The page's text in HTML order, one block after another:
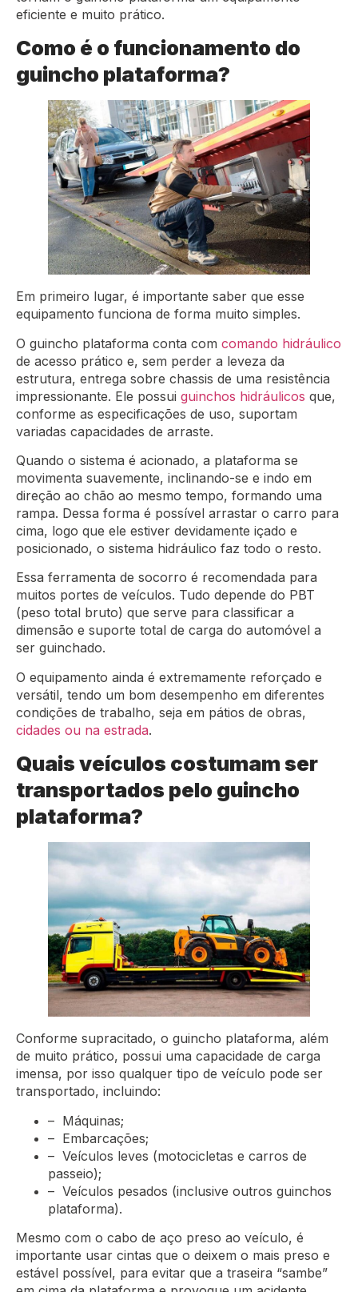
eficiente e muito prático.
Como é o funcionamento do
guincho plataforma?
Em primeiro lugar, é importante saber que esse
equipamento funciona de forma muito simples.
O guincho plataforma conta com comando hidráulico
de acesso prático e, sem perder a leveza da
estrutura, entrega sobre chassis de uma resistência
impressionante. Ele possui guinchos hidráulicos que,
conforme as especificações de uso, suportam
variadas capacidades de arraste.
Quando o sistema é acionado, a plataforma se
movimenta suavemente, inclinando-se e indo em
direção ao chão ao mesmo tempo, formando uma
rampa. Dessa forma é possível arrastar o carro para
cima, logo que ele estiver devidamente içado e
posicionado, o sistema hidráulico faz todo o resto.
Essa ferramenta de socorro é recomendada para
muitos portes de veículos. Tudo depende do PBT
(peso total bruto) que serve para classificar a
dimensão e suporte total de carga do automóvel a
ser guinchado.
O equipamento ainda é extremamente reforçado e
versátil, tendo um bom desempenho em diferentes
condições de trabalho, seja em pátios de obras,
cidades ou na estrada.
Quais veículos costumam ser
transportados pelo guincho
plataforma?
Conforme supracitado, o guincho plataforma, além
de muito prático, possui uma capacidade de carga
imensa, por isso qualquer tipo de veículo pode ser
transportado, incluindo:
– Máquinas;
– Embarcações;
– Veículos leves (motocicletas e carros de
passeio);
– Veículos pesados (inclusive outros guinchos
plataforma).
Mesmo com o cabo de aço preso ao veículo, é
importante usar cintas que o deixem o mais preso e
estável possível, para evitar que a traseira “sambe”